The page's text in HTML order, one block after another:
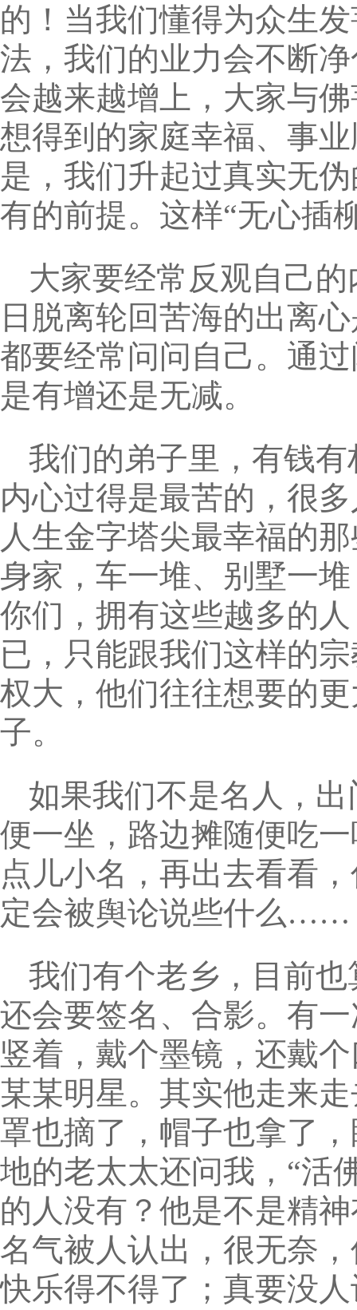
的！当我们懂得为众生
法，我们的业力会不断
会越来越增上，大家与
想得到的家庭幸福、事
是，我们升起过真实无
有的前提。这样“无心插
大家要经常反观自己
日脱离轮回苦海的出离
都要经常问问自己。通
是有增还是无减。
我们的弟子里，有钱
内心过得是最苦的，很
人生金字塔尖最幸福的
身家，车一堆、别墅一
你们，拥有这些越多的
已，只能跟我们这样的
权大，他们往往想要的
子。
如果我们不是名人，
便一坐，路边摊随便吃
点儿小名，再出去看看
定会被舆论说些什么……
我们有个老乡，目前
还会要签名、合影。有
竖着，戴个墨镜，还戴
某某明星。其实他走来
罩也摘了，帽子也拿了
地的老太太还问我，“活
的人没有？他是不是精
名气被人认出，很无奈
快乐得不得了；真要没